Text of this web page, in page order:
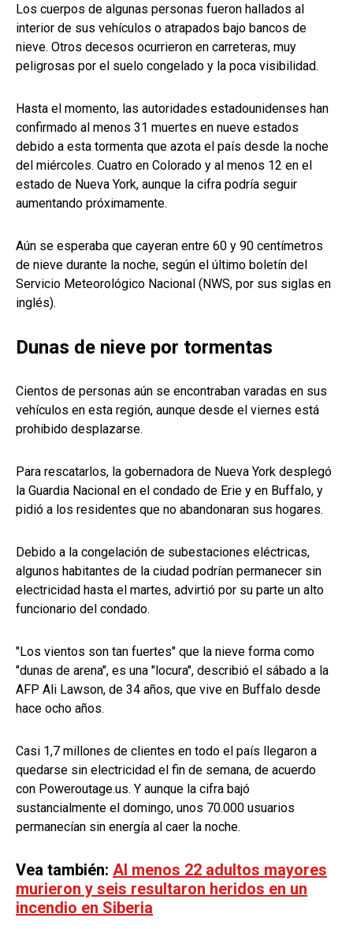
Los cuerpos de algunas personas fueron hallados al
interior de sus vehículos o atrapados bajo bancos de
nieve. Otros decesos ocurrieron en carreteras, muy
peligrosas por el suelo congelado y la poca visibilidad.
Hasta el momento, las autoridades estadounidenses han
confirmado al menos 31 muertes en nueve estados
debido a esta tormenta que azota el país desde la noche
del miércoles. Cuatro en Colorado y al menos 12 en el
estado de Nueva York, aunque la cifra podría seguir
aumentando próximamente.
Aún se esperaba que cayeran entre 60 y 90 centímetros
de nieve durante la noche, según el último boletín del
Servicio Meteorológico Nacional (NWS, por sus siglas en
inglés).
Dunas de nieve por tormentas
Cientos de personas aún se encontraban varadas en sus
vehículos en esta región, aunque desde el viernes está
prohibido desplazarse.
Para rescatarlos, la gobernadora de Nueva York desplegó
la Guardia Nacional en el condado de Erie y en Buffalo, y
pidió a los residentes que no abandonaran sus hogares.
Debido a la congelación de subestaciones eléctricas,
algunos habitantes de la ciudad podrían permanecer sin
electricidad hasta el martes, advirtió por su parte un alto
funcionario del condado.
"Los vientos son tan fuertes" que la nieve forma como
"dunas de arena", es una "locura", describió el sábado a la
AFP Ali Lawson, de 34 años, que vive en Buffalo desde
hace ocho años.
Casi 1,7 millones de clientes en todo el país llegaron a
quedarse sin electricidad el fin de semana, de acuerdo
con Poweroutage.us. Y aunque la cifra bajó
sustancialmente el domingo, unos 70.000 usuarios
permanecían sin energía al caer la noche.
Vea también: Al menos 22 adultos mayores
murieron y seis resultaron heridos en un
incendio en Siberia